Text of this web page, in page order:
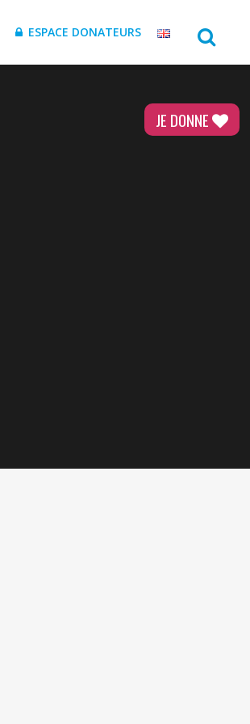
JE DONNE
ESPACE DONATEURS